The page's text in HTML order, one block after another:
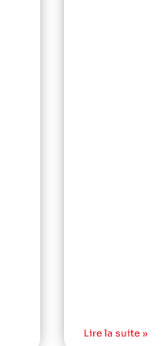
Lire la suite »